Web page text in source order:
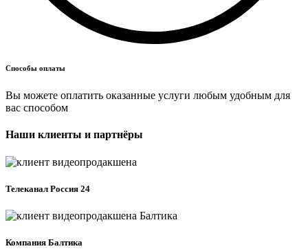
Способы оплаты
Вы можете оплатить оказанные услуги любым удобным для
вас способом
Наши клиенты и партнёры
Телеканал Россия 24
Компания Балтика